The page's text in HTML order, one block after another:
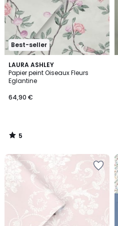
Best-seller
LAURA ASHLEY
Papier peint Oiseaux Fleurs
Eglantine
64,90 €
5
/
5
5
/